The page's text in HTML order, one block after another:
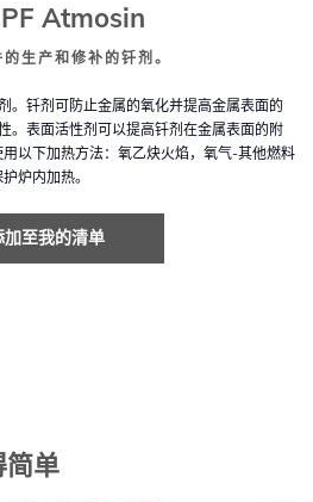
Atmosin
生产和修补的钎剂。
。钎剂可防止金属的氧化并提高金属表面的
。表面活性剂可以提高钎剂在金属表面的附
以下加热方法：氧乙炔火焰，氧气-其他燃料
炉内加热。
加至我的清单
简单